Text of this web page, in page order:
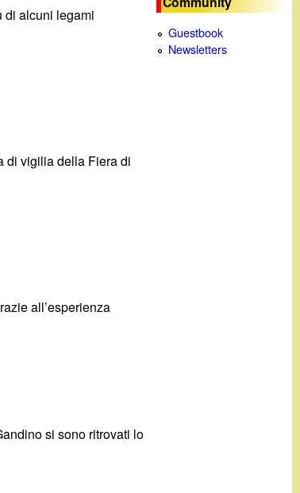
di alcuni legami
di vigilia della Fiera di
all’esperienza
si sono ritrovati lo
Guestbook
Newsletters